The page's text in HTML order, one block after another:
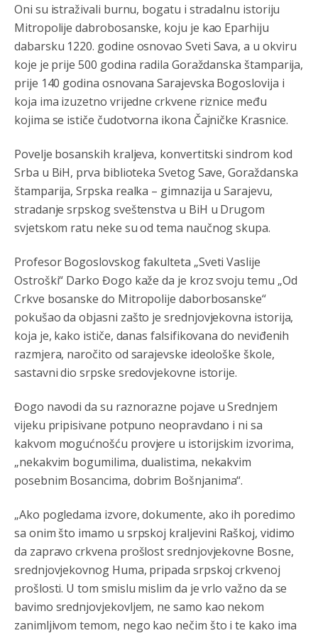
Oni su istraživali burnu, bogatu i stradalnu istoriju
Mitropolije dabrobosanske, koju je kao Eparhiju
dabarsku 1220. godine osnovao Sveti Sava, a u okviru
koje je prije 500 godina radila Goraždanska štamparija,
prije 140 godina osnovana Sarajevska Bogoslovija i
koja ima izuzetno vrijedne crkvene riznice među
kojima se ističe čudotvorna ikona Čajničke Krasnice.
Povelje bosanskih kraljeva, konvertitski sindrom kod
Srba u BiH, prva biblioteka Svetog Save, Goraždanska
štamparija, Srpska realka – gimnazija u Sarajevu,
stradanje srpskog sveštenstva u BiH u Drugom
svjetskom ratu neke su od tema naučnog skupa.
Profesor Bogoslovskog fakulteta „Sveti Vaslije
Ostroški“ Darko Đogo kaže da je kroz svoju temu „Od
Crkve bosanske do Mitropolije daborbosanske“
pokušao da objasni zašto je srednjovjekovna istorija,
koja je, kako ističe, danas falsifikovana do neviđenih
razmjera, naročito od sarajevske ideološke škole,
sastavni dio srpske sredovjekovne istorije.
Đogo navodi da su raznorazne pojave u Srednjem
vijeku pripisivane potpuno neopravdano i ni sa
kakvom mogućnošću provjere u istorijskim izvorima,
„nekakvim bogumilima, dualistima, nekakvim
posebnim Bosancima, dobrim Bošnjanima“.
„Ako pogledama izvore, dokumente, ako ih poredimo
sa onim što imamo u srpskoj kraljevini Raškoj, vidimo
da zapravo crkvena prošlost srednjovjekovne Bosne,
srednjovjekovnog Huma, pripada srpskoj crkvenoj
prošlosti. U tom smislu mislim da je vrlo važno da se
bavimo srednjovjekovljem, ne samo kao nekom
zanimljivom temom, nego kao nečim što i te kako ima